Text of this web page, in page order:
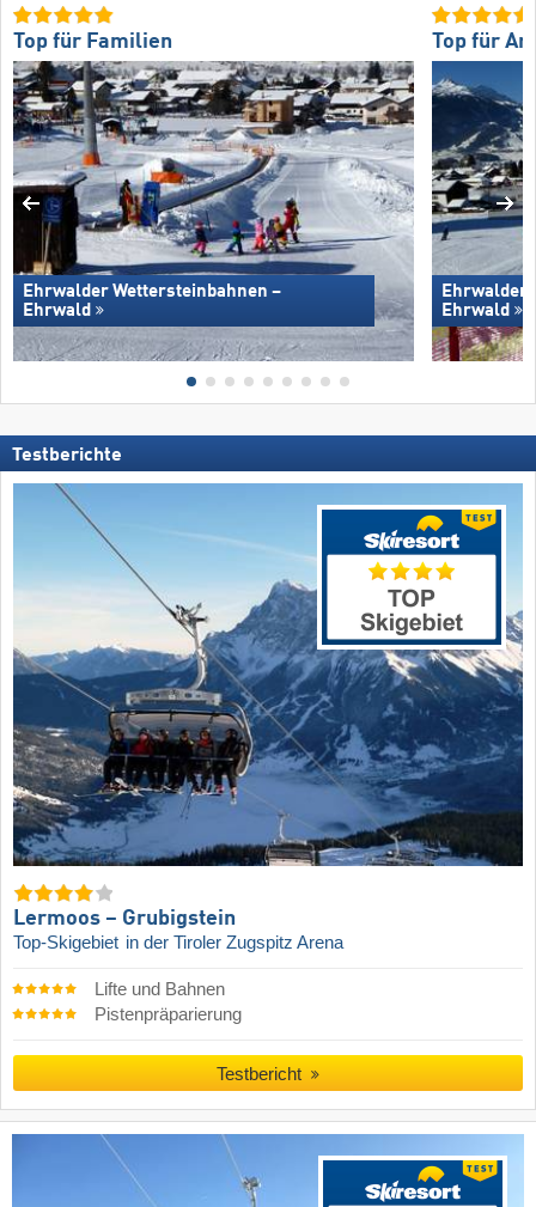
Top für Familien
Ehrwalder Wettersteinbahnen –
Ehrwald
Top für
Ehrwalder
Ehrwald
Testberichte
Lermoos – Grubigstein
Top-Skigebiet in der Tiroler Zugspitz Arena
Lifte und Bahnen
Pistenpräparierung
Testbericht